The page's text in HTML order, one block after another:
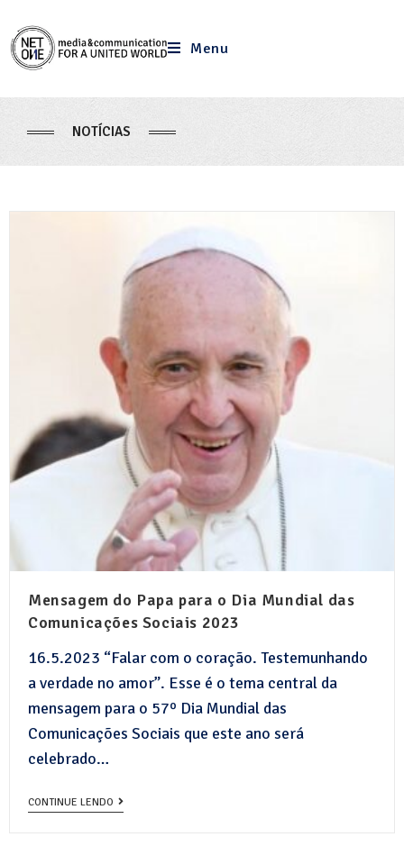
Menu
NOTÍCIAS
Mensagem do Papa para o Dia Mundial das
Comunicações Sociais 2023
16.5.2023 “Falar com o coração. Testemunhando
a verdade no amor”. Esse é o tema central da
mensagem para o 57º Dia Mundial das
Comunicações Sociais que este ano será
celebrado…
CONTINUE LENDO